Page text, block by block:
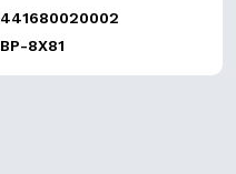
441680020002
BP-8X81